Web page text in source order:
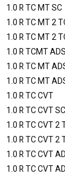
1.0 R TC MT SC
1.0 R TC MT 2
1.0 R TC MT 2
1.0 R TCMT ADS
1.0 R TC MT
1.0 R TC MT
1.0 R TC CVT
1.0 R TC CVT SC
1.0 R TC CVT 2
1.0 R TC CVT 2
1.0 R TC CVT
1.0 R TC CVT